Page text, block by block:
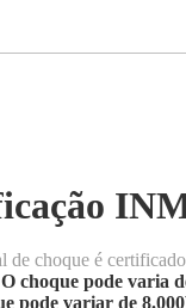
de choque é
O choque pode varia
pode variar de